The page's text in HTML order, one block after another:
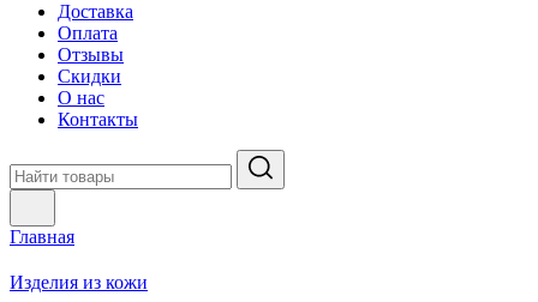
Доставка
Оплата
Отзывы
Скидки
О нас
Контакты
Главная
Изделия из кожи